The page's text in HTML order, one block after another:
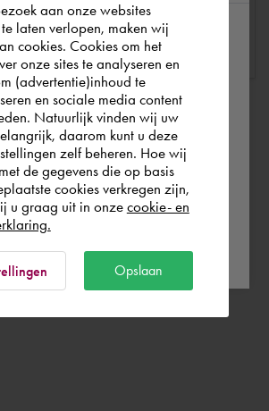
us you are situated in Rest of
confirm in which country
shop.
Rest of the world
aan onze websites
laten verlopen, maken wij
cookies. Cookies om het
onze sites te analyseren en
(advertentie)inhoud te
en sociale media content
Natuurlijk vinden wij uw
daarom kunt u deze
zelf beheren. Hoe wij
de gegevens die op basis
cookies verkregen zijn,
u graag uit in onzecookie- en
Opslaan